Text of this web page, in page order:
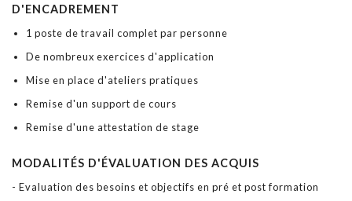
D'ENCADREMENT
1 poste de travail complet par personne
De nombreux exercices d'application
Mise en place d'ateliers pratiques
Remise d'un support de cours
Remise d'une attestation de stage
MODALITÉS D'ÉVALUATION DES ACQUIS
- Evaluation des besoins et objectifs en pré et post formation